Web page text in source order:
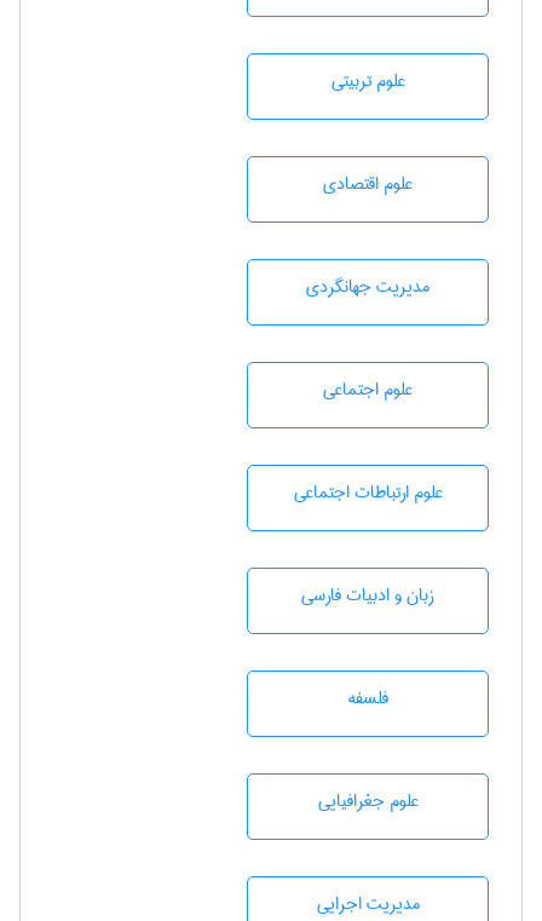
علوم تربيتی
علوم اقتصادی
مديريت جهانگردی
علوم اجتماعی
علوم ارتباطات اجتماعی
زبان و ادبيات فارسی
فلسفه
علوم جغرافيايی
مديريت اجرايی